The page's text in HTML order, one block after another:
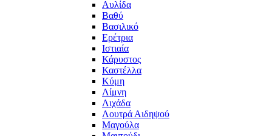
Αυλίδα
Βαθύ
Βασιλικό
Ερέτρια
Ιστιαία
Κάρυστος
Καστέλλα
Κύμη
Λίμνη
Λιχάδα
Λουτρά Αιδηψού
Μαγούλα